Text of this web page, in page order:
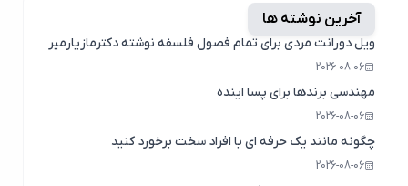
آخرین نوشته ها
ویل دورانت مردی برای تمام فصول فلسفه نوشته دکترمازیارمیر
2026-08-06
مهندسی برندها برای پسا اینده
2026-08-06
چگونه مانند یک حرفه ای با افراد سخت برخورد کنید
2026-08-06